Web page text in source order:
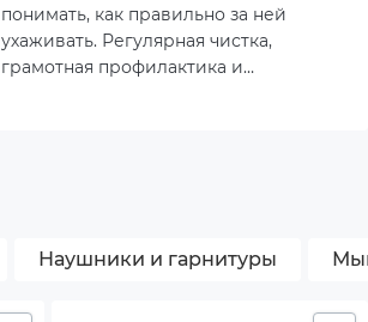
понимать, как правильно за ней
ухаживать. Регулярная чистка,
грамотная профилактика и
Наушники и гарнитуры